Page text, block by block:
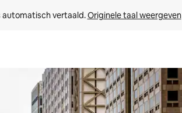
automatisch vertaald. Originele taal weergeven